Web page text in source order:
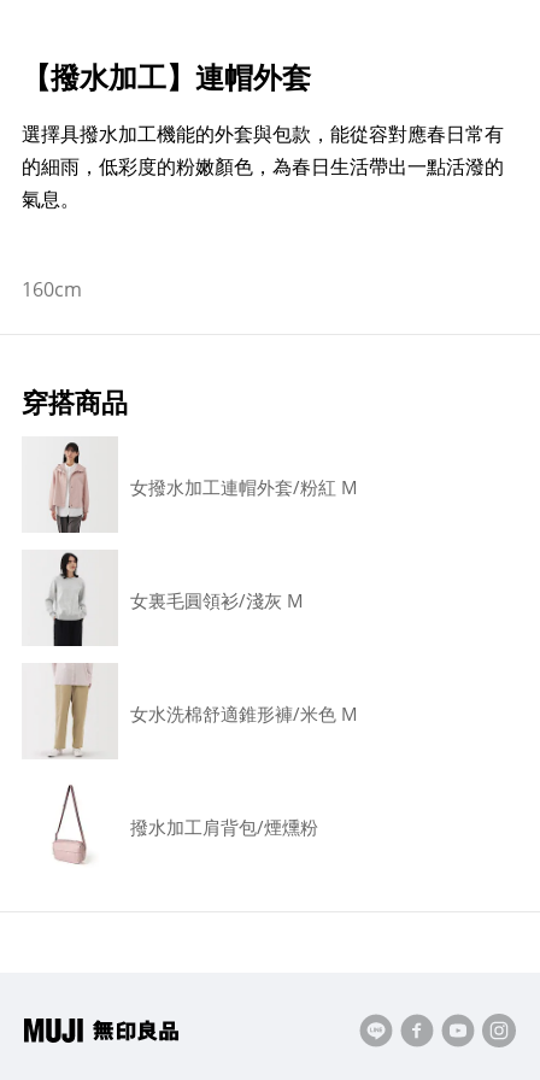
【撥水加工】連帽外套
選擇具撥水加工機能的外套與包款，能從容對應春日常有
的細雨，低彩度的粉嫩顏色，為春日生活帶出一點活潑的
氣息。
160cm
穿搭商品
女撥水加工連帽外套/粉紅 M
女裏毛圓領衫/淺灰 M
女水洗棉舒適錐形褲/米色 M
撥水加工肩背包/煙燻粉